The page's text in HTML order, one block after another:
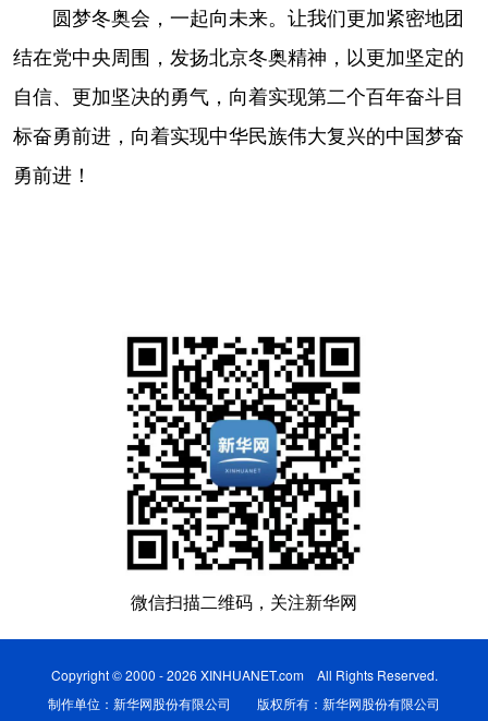
圆梦冬奥会，一起向未来。让我们更加紧密地团
结在党中央周围，发扬北京冬奥精神，以更加坚定的
自信、更加坚决的勇气，向着实现第二个百年奋斗目
标奋勇前进，向着实现中华民族伟大复兴的中国梦奋
勇前进！
微信扫描二维码，关注新华网
Copyright © 2000 - 2026 XINHUANET.com All Rights Reserved.
制作单位：新华网股份有限公司 版权所有：新华网股份有限公司